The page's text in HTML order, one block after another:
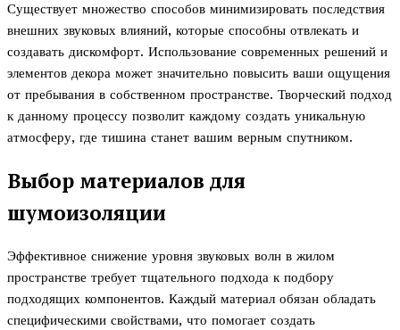
Существует множество способов минимизировать последствия
внешних звуковых влияний, которые способны отвлекать и
создавать дискомфорт. Использование современных решений и
элементов декора может значительно повысить ваши ощущения
от пребывания в собственном пространстве. Творческий подход
к данному процессу позволит каждому создать уникальную
атмосферу, где тишина станет вашим верным спутником.
Выбор материалов для
шумоизоляции
Эффективное снижение уровня звуковых волн в жилом
пространстве требует тщательного подхода к подбору
подходящих компонентов. Каждый материал обязан обладать
специфическими свойствами, что помогает создать